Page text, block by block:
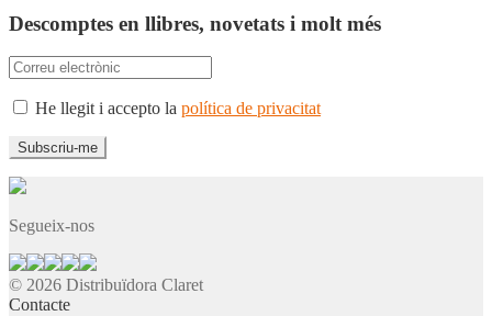
Descomptes en llibres, novetats i molt més
He llegit i accepto la política de privacitat
Segueix-nos
© 2026 Distribuïdora Claret
Contacte